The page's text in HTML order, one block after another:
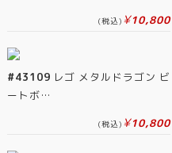
(税込) ¥10,800
#43109 レゴ メタルドラゴン ビ
ートボ…
(税込) ¥10,800